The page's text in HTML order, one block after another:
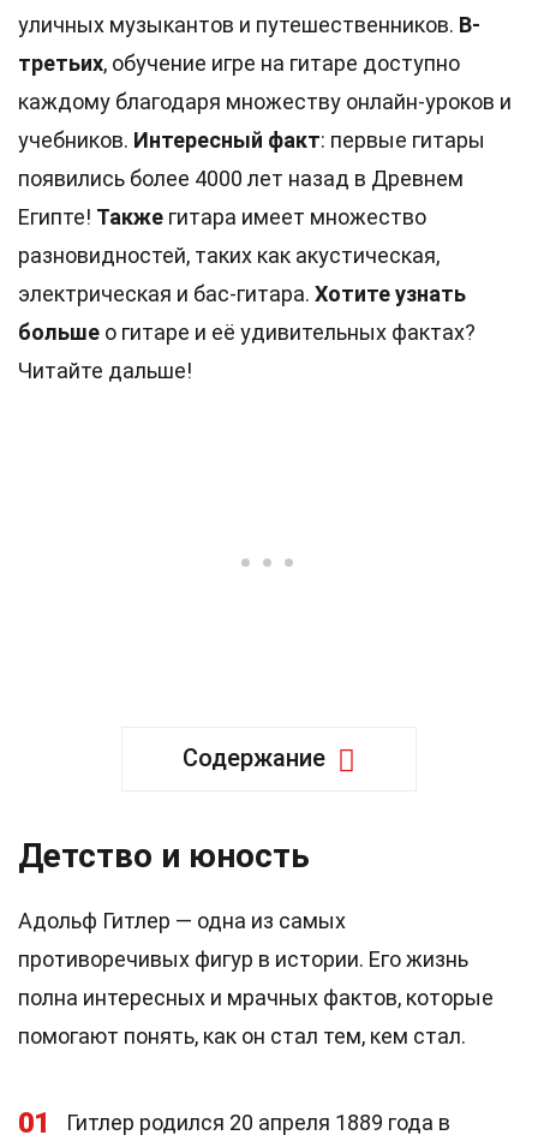
уличных музыкантов и путешественников. В-
третьих, обучение игре на гитаре доступно
каждому благодаря множеству онлайн-уроков и
учебников. Интересный факт: первые гитары
появились более 4000 лет назад в Древнем
Египте! Также гитара имеет множество
разновидностей, таких как акустическая,
электрическая и бас-гитара. Хотите узнать
больше о гитаре и её удивительных фактах?
Читайте дальше!
Содержание
Детство и юность
Адольф Гитлер — одна из самых
противоречивых фигур в истории. Его жизнь
полна интересных и мрачных фактов, которые
помогают понять, как он стал тем, кем стал.
01
Гитлер родился 20 апреля 1889 года в